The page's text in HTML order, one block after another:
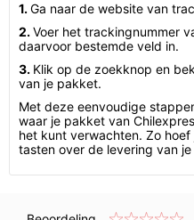
1.Ga naar de website van
2.Voer het trackingnummer
daarvoor bestemde veld in.
3. Klik op de zoekknop en
van je pakket.
Met deze eenvoudige
waar je pakket van
het kunt verwachten. Zo
tasten over de levering van